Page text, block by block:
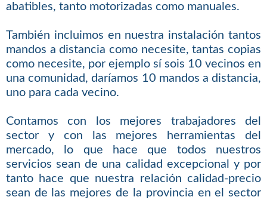
abatibles, tanto motorizadas como manuales.
También incluimos en nuestra instalación tantos
mandos a distancia como necesite, tantas copias
como necesite, por ejemplo sí sois 10 vecinos en
una comunidad, daríamos 10 mandos a distancia,
uno para cada vecino.
Contamos con los mejores trabajadores del
sector y con las mejores herramientas del
mercado, lo que hace que todos nuestros
servicios sean de una calidad excepcional y por
tanto hace que nuestra relación calidad-precio
sean de las mejores de la provincia en el sector